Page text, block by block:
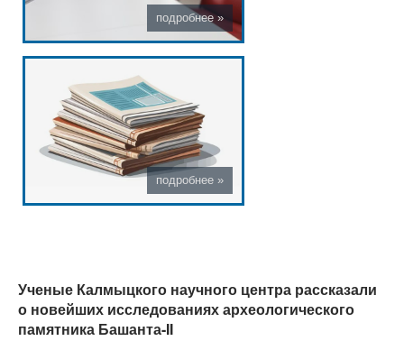
Ученые Калмыцкого научного центра рассказали
о новейших исследованиях археологического
памятника Башанта-II